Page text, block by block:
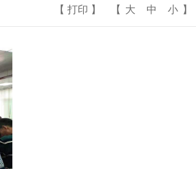
【 打印 】 【 大 中 小 】